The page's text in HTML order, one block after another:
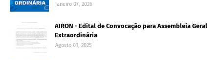
Janeiro 07, 2026
AIRON - Edital de Convocação para Assembleia Geral
Extraordinária
Agosto 01, 2025